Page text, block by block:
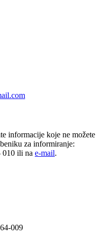
informacije koje ne možete
za informiranje:
010 ili na e-mail.
009